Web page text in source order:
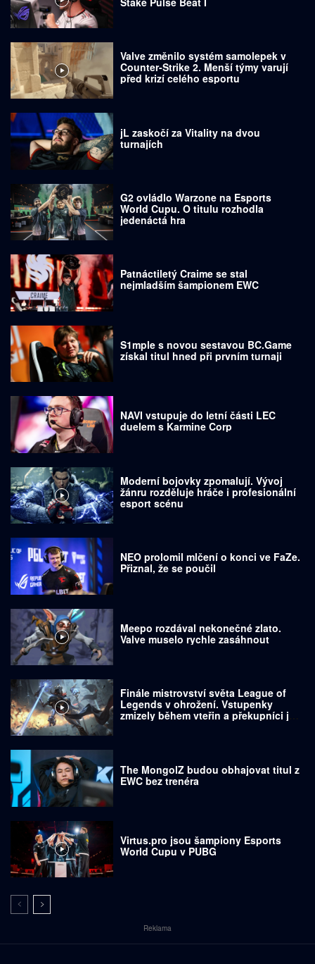
Valve změnilo systém samolepek v
Counter-Strike 2. Menší týmy varují
před krizí celého esportu
jL zaskočí za Vitality na dvou
turnajích
G2 ovládlo Warzone na Esports
World Cupu. O titulu rozhodla
jedenáctá hra
Patnáctiletý Craime se stal
nejmladším šampionem EWC
S1mple s novou sestavou BC.Game
získal titul hned při prvním turnaji
NAVI vstupuje do letní části LEC
duelem s Karmine Corp
Moderní bojovky zpomalují. Vývoj
žánru rozděluje hráče i profesionální
esport scénu
NEO prolomil mlčení o konci ve FaZe.
Přiznal, že se poučil
Meepo rozdával nekonečné zlato.
Valve muselo rychle zasáhnout
Finále mistrovství světa League of
Legends v ohrožení. Vstupenky
zmizely během vteřin a překupníci je
The MongolZ budou obhajovat titul z
EWC bez trenéra
Virtus.pro jsou šampiony Esports
World Cupu v PUBG
Reklama